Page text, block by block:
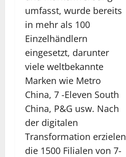
umfasst, wurde bereits
in mehr als 100
Einzelhändlern
eingesetzt, darunter
viele weltbekannte
Marken wie Metro
China, 7 -Eleven South
China, P&G usw. Nach
der digitalen
Transformation erzielen
die 1500 Filialen von 7-